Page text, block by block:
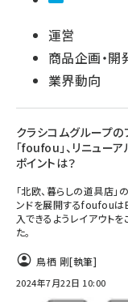
運営
商品企画・開
業界動向
クラシコムグループの
「foufou」、リニュー
ポイントは？
「北欧、暮らしの道具店
ンドを展開するfoufouは
入できるようレイアウト
た。
鳥栖 剛[執筆]
2024年7月22日 10:00